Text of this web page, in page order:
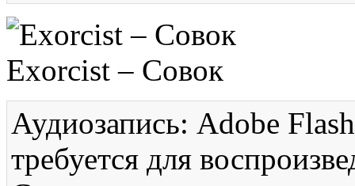
Exorcist – Совок
Аудиозапись: Adobe
требуется для